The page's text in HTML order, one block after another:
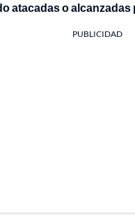
atacadas o
PUBLICIDAD